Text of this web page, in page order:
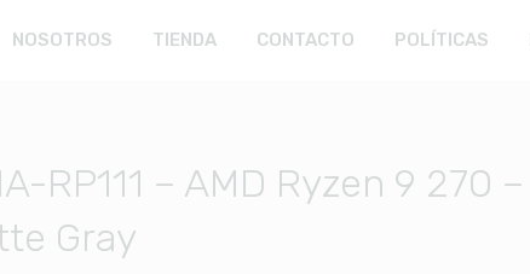
NOSOTROS TIENDA CONTACTO POLÍTICAS
RP111 – AMD Ryzen 9 270 –
Gray